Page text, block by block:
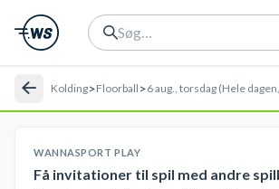
Kolding>Floorball >6 aug., torsdag (Hele
WANNASPORT PLAY
Få invitationer til spil med andre